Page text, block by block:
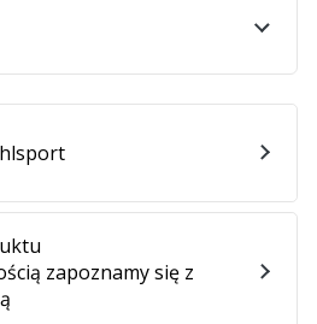
zapoznamy się z